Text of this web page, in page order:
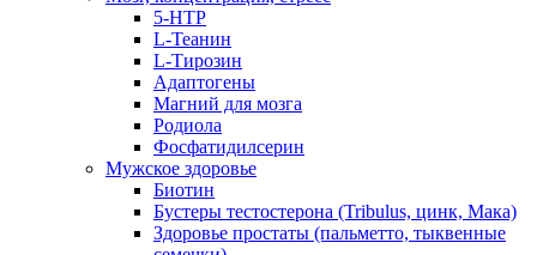
5-HTP
L-Теанин
L-Тирозин
Адаптогены
Магний для мозга
Родиола
Фосфатидилсерин
Мужское здоровье
Биотин
Бустеры тестостерона (Tribulus, цинк, Мака)
Здоровье простаты (пальметто, тыквенные